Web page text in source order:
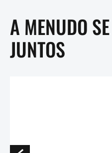
A MENUDO
JUNTOS